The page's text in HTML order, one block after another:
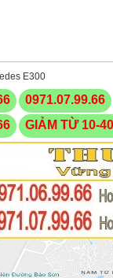
E300
0971.07.99.66
GIẢM TỪ 10-